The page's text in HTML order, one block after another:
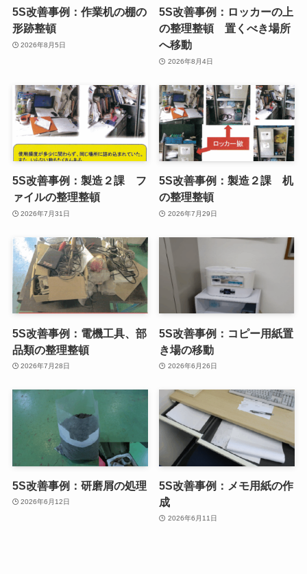
5S改善事例：作業机の棚の
形跡整頓
2026年8月5日
5S改善事例：ロッカーの上
の整理整頓 置くべき場所
へ移動
2026年8月4日
5S改善事例：製造２課 フ
ァイルの整理整頓
2026年7月31日
5S改善事例：製造２課 机
の整理整頓
2026年7月29日
5S改善事例：電機工具、部
品類の整理整頓
2026年7月28日
5S改善事例：コピー用紙置
き場の移動
2026年6月26日
5S改善事例：研磨屑の処理
2026年6月12日
5S改善事例：メモ用紙の作
成
2026年6月11日